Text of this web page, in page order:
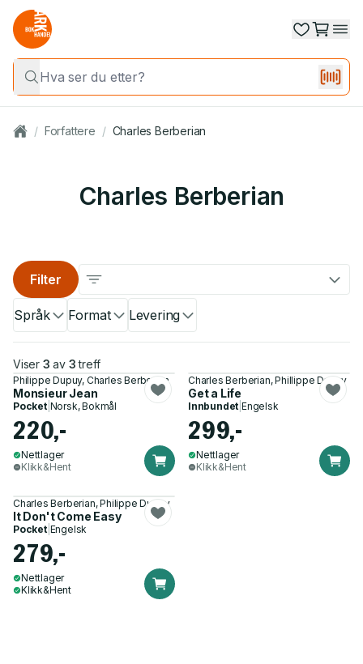
/ Forfattere / Charles Berberian
Charles Berberian
Språk Format Levering
Filter
Viser 3 av 3 treff
Philippe Dupuy, Charles Berberian
Monsieur Jean
Pocket| Norsk, Bokmål
220,-
Nettlager
Klikk&Hent
Charles Berberian, Phillippe Dupuy
Get a Life
Innbundet |Engelsk
299,-
Nettlager
Klikk&Hent
Charles Berberian, Philippe Dupuy
It Don't Come Easy
Pocket| Engelsk
279,-
Nettlager
Klikk&Hent